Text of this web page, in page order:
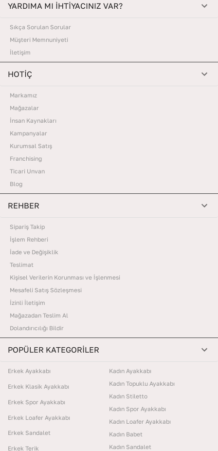
YARDIMA MI İHTİYACINIZ VAR?
Sıkça Sorulan Sorular
Müşteri Memnuniyeti
İletişim
HOTİÇ
Markamız
Mağazalar
İnsan Kaynakları
Kampanyalar
Kurumsal Satış
Franchising
Ticari Unvan
Blog
REHBER
Sipariş Takip
İşlem Rehberi
İade ve Değişiklik
Teslimat
Kişisel Verilerin Korunması ve İşlenmesi
Mesafeli Satış Sözleşmesi
İzinli İletişim
Mağazadan Teslim Al
Dolandırıcılığı Bildir
POPÜLER KATEGORİLER
Erkek Ayakkabı
Erkek Klasik Ayakkabı
Erkek Spor Ayakkabı
Erkek Loafer Ayakkabı
Erkek Sandalet
Erkek Terik
Kadın Ayakkabı
Kadın Topuklu Ayakkabı
Kadın Stiletto
Kadın Spor Ayakkabı
Kadın Loafer Ayakkabı
Kadın Babet
Kadın Sandalet